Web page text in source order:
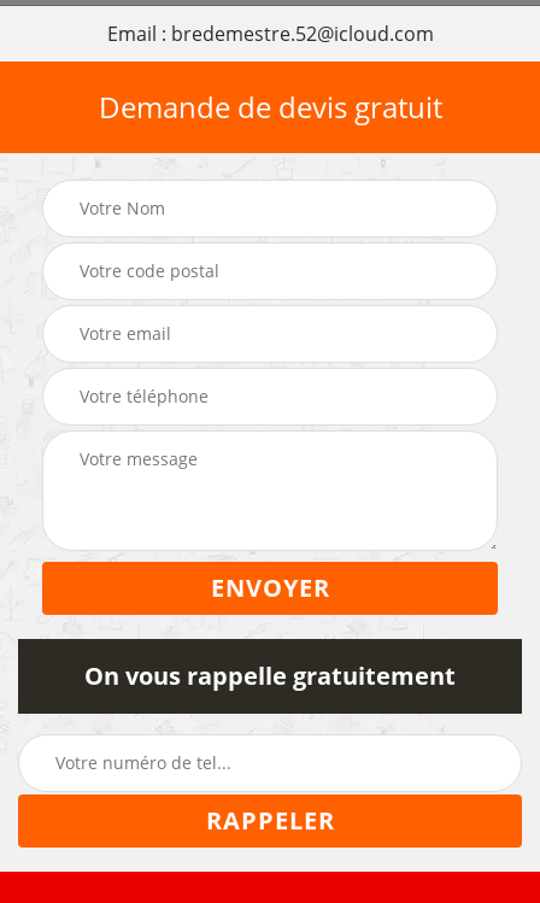
Email : bredemestre.52@icloud.com
Demande de devis gratuit
On vous rappelle gratuitement